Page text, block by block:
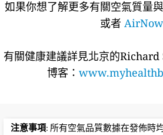
如果你想了解更多有關空氣質量
或者 AirNow
有關健康建議詳​​見北京的
博客：
注意事項: 所有空氣品質數據在發佈時